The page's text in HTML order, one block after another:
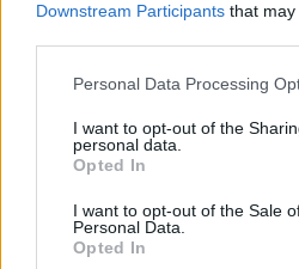
Downstream Participants that
Please note that this website/app
not limited to your visit or usage
grant or deny consent to Google
use your data for below specified
consent section.
Personal Data Processing
I want to opt-out of the
personal data.
Opted In
I want to opt-out of the Sale
Personal Data.
Opted In
Sajtó: Az Aston Martintól